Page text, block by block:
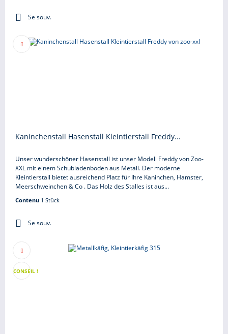
Se souv.
Kaninchenstall Hasenstall Kleintierstall Freddy...
Unser wunderschöner Hasenstall ist unser Modell Freddy von Zoo-
XXL mit einem Schubladenboden aus Metall. Der moderne
Kleintierstall bietet ausreichend Platz für Ihre Kaninchen, Hamster,
Meerschweinchen & Co . Das Holz des Stalles ist aus...
Contenu 1 Stück
Se souv.
CONSEIL !